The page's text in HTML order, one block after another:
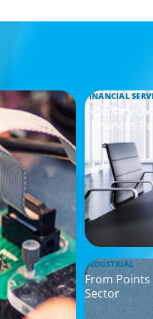
FINANCIAL
Fiduciary
Enhances
INDUSTRIAL
From
Sector